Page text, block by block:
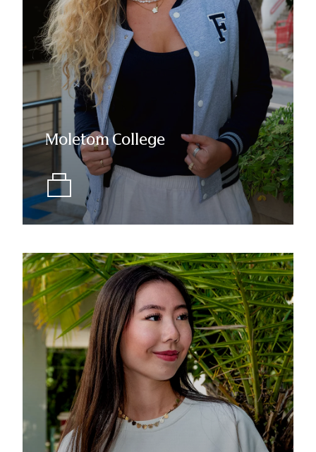
Moletom College